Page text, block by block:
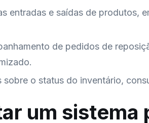
entradas e saídas de produtos,
de pedidos de
o status do inventário,
um sistema